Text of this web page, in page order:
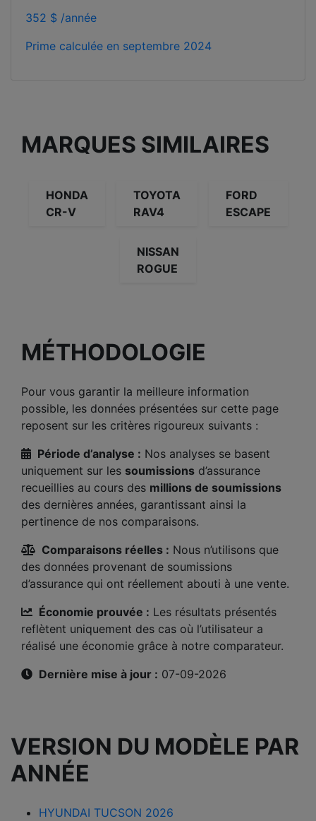
352 $ /année
Prime calculée en septembre 2024
MARQUES SIMILAIRES
HONDA
CR-V
TOYOTA
RAV4
FORD
ESCAPE
NISSAN
ROGUE
MÉTHODOLOGIE
Pour vous garantir la meilleure information
possible, les données présentées sur cette page
reposent sur les critères rigoureux suivants :
Période d’analyse : Nos analyses se basent
uniquement sur les soumissions d’assurance
recueillies au cours des millions de soumissions
des dernières années, garantissant ainsi la
pertinence de nos comparaisons.
Comparaisons réelles : Nous n’utilisons que
des données provenant de soumissions
d’assurance qui ont réellement abouti à une vente.
Économie prouvée : Les résultats présentés
reflètent uniquement des cas où l’utilisateur a
réalisé une économie grâce à notre comparateur.
Dernière mise à jour : 07-09-2026
VERSION DU MODÈLE PAR
ANNÉE
HYUNDAI TUCSON 2026